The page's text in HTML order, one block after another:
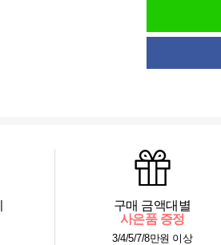
구매 금액대별
사은품 증정
3/4/5/7/8만원 이상